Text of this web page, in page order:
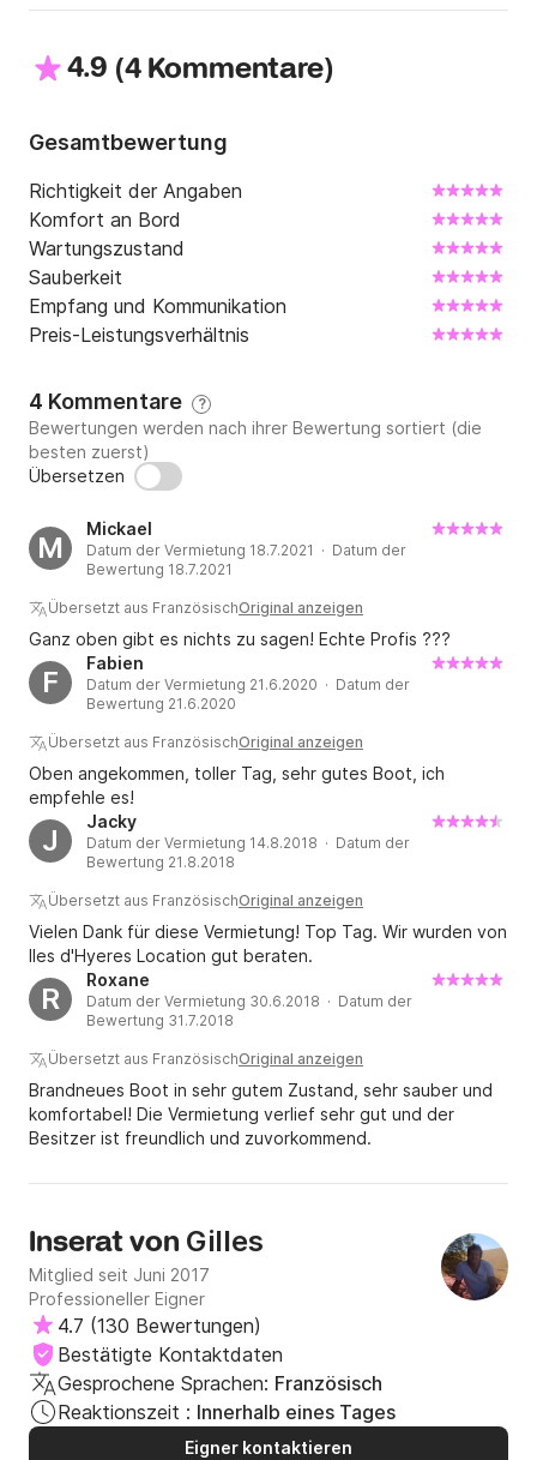
4.9 (4 Kommentare)
Gesamtbewertung
Richtigkeit der Angaben
Komfort an Bord
Wartungszustand
Sauberkeit
Empfang und Kommunikation
Preis-Leistungsverhältnis
4 Kommentare ?
Bewertungen werden nach ihrer Bewertung sortiert (die
besten zuerst)
Übersetzen
M
Mickael
Datum der Vermietung 18.7.2021 · Datum der
Bewertung 18.7.2021
Übersetzt aus FranzösischOriginal anzeigen
Ganz oben gibt es nichts zu sagen! Echte Profis ???
F
Fabien
Datum der Vermietung 21.6.2020 · Datum der
Bewertung 21.6.2020
Übersetzt aus FranzösischOriginal anzeigen
Oben angekommen, toller Tag, sehr gutes Boot, ich
empfehle es!
J
Jacky
Datum der Vermietung 14.8.2018 · Datum der
Bewertung 21.8.2018
Übersetzt aus FranzösischOriginal anzeigen
Vielen Dank für diese Vermietung! Top Tag. Wir wurden von
Iles d'Hyeres Location gut beraten.
R
Roxane
Datum der Vermietung 30.6.2018 · Datum der
Bewertung 31.7.2018
Übersetzt aus FranzösischOriginal anzeigen
Brandneues Boot in sehr gutem Zustand, sehr sauber und
komfortabel! Die Vermietung verlief sehr gut und der
Besitzer ist freundlich und zuvorkommend.
Inserat von Gilles
Mitglied seit Juni 2017
Professioneller Eigner
4.7 (130 Bewertungen)
Bestätigte Kontaktdaten
Gesprochene Sprachen: Französisch
Reaktionszeit : Innerhalb eines Tages
Eigner kontaktieren